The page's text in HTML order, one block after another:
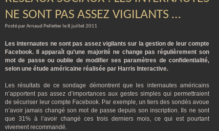
NE SONT PAS ASSEZ VIGILANTS …
Posté par Arnaud Pelletier le 8 juillet 2011
Les internautes ne sont pas assez vigilants sur la gestion de leur compte
Facebook. Il apparaît qu’une majorité ne change pas régulièrement son
mot de passe ou oublie de modifier ses paramètres de confidentialité,
selon une étude américaine réalisée par Harris Interactive.
Les résultats de ce sondage démontrent que les internautes américains
n’apportent pas assez d’importances aux gestes simples qui permettraient
de sécuriser leur compte Facebook. Par exemple, un tiers des sondés avoue
n’avoir jamais changé son mot de passe depuis son inscription. Ils ne sont
que 31% à l’avoir changé ces trois derniers mois, ce qui est pourtant
vivement recommandé.